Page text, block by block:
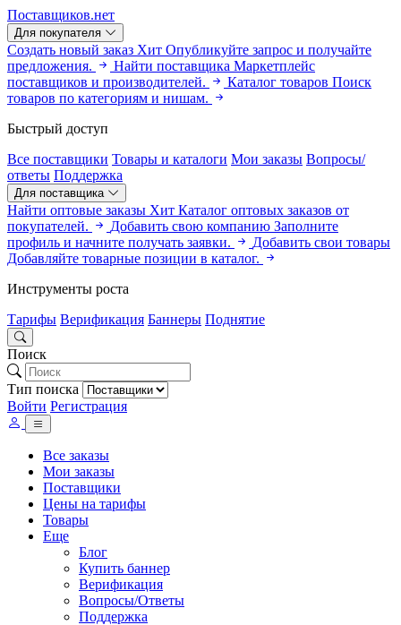
Поставщиков.нет
Для покупателя
Создать новый заказ Хит Опубликуйте запрос и получайте
предложения.
Найти поставщика Маркетплейс
поставщиков и производителей.
Каталог товаров Поиск
товаров по категориям и нишам.
Быстрый доступ
Все поставщики Товары и каталоги Мои заказы Вопросы/
ответы Поддержка
Для поставщика
Найти оптовые заказы Хит Каталог оптовых заказов от
покупателей.
Добавить свою компанию Заполните
профиль и начните получать заявки.
Добавить свои товары
Добавляйте товарные позиции в каталог.
Инструменты роста
Тарифы Верификация Баннеры Поднятие
Поиск
Тип поиска
Войти Регистрация
Все заказы
Мои заказы
Поставщики
Цены на тарифы
Товары
Еще
Блог
Купить баннер
Верификация
Вопросы/Ответы
Поддержка